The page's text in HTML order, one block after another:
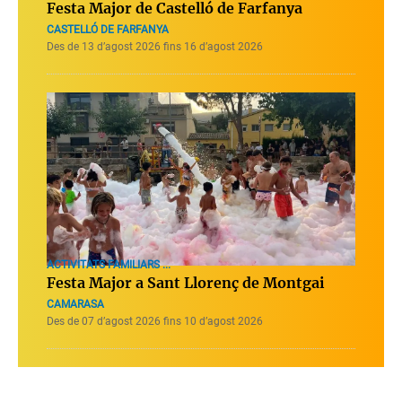
Festa Major de Castelló de Farfanya
CASTELLÓ DE FARFANYA
Des de 13 d’agost 2026 fins 16 d’agost 2026
ACTIVITATS FAMILIARS ...
Festa Major a Sant Llorenç de Montgai
CAMARASA
Des de 07 d’agost 2026 fins 10 d’agost 2026